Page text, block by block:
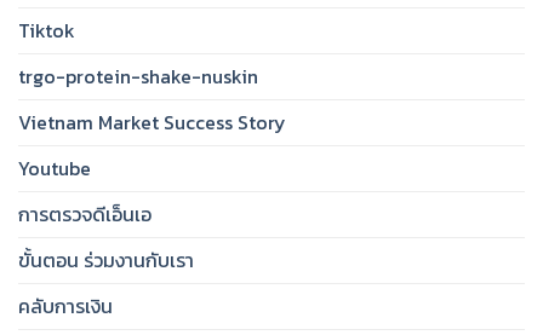
Tiktok
trgo-protein-shake-nuskin
Vietnam Market Success Story
Youtube
การตรวจดีเอ็นเอ
ขั้นตอน ร่วมงานกับเรา
คลับการเงิน